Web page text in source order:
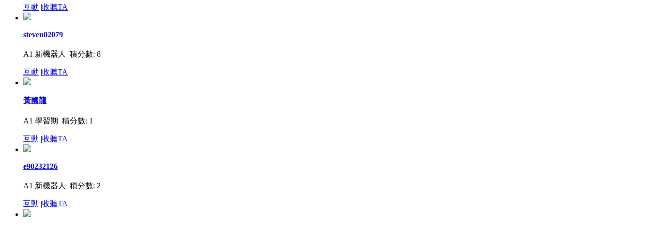
互動 |收聽TA
steven02079
A1 新機器人 積分數: 8
互動 |收聽TA
黃國龍
A1 學習期 積分數: 1
互動 |收聽TA
e90232126
A1 新機器人 積分數: 2
互動 |收聽TA